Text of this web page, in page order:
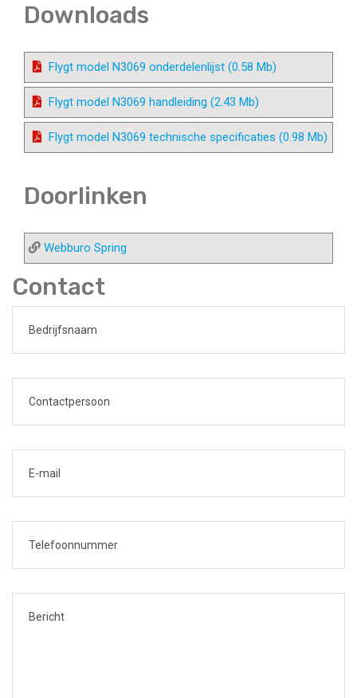
Downloads
Flygt model N3069 onderdelenlijst (0.58 Mb)
Flygt model N3069 handleiding (2.43 Mb)
Flygt model N3069 technische specificaties (0.98 Mb)
Doorlinken
Webburo Spring
Contact